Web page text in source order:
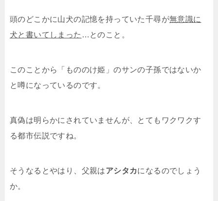
頭のどこかに山犬の記憶を持っていた千尋が無意識に
犬と書いてしまった …とのこと。
このことから「もののけ姫」のサンの子孫ではないか
と噂になっているのです。
真偽は明らかにされていませんが、とてもワクワクす
る都市伝説ですね。
そうなるとやはり、父親はアシタカになるのでしょう
か。